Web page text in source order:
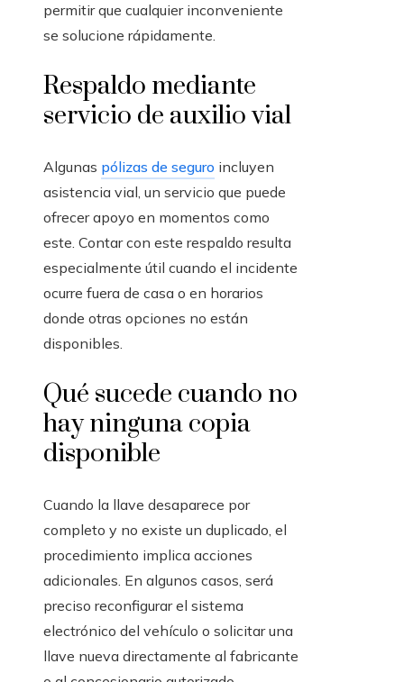
permitir que cualquier inconveniente
se solucione rápidamente.
Respaldo mediante
servicio de auxilio vial
Algunas pólizas de seguro incluyen
asistencia vial, un servicio que puede
ofrecer apoyo en momentos como
este. Contar con este respaldo resulta
especialmente útil cuando el incidente
ocurre fuera de casa o en horarios
donde otras opciones no están
disponibles.
Qué sucede cuando no
hay ninguna copia
disponible
Cuando la llave desaparece por
completo y no existe un duplicado, el
procedimiento implica acciones
adicionales. En algunos casos, será
preciso reconfigurar el sistema
electrónico del vehículo o solicitar una
llave nueva directamente al fabricante